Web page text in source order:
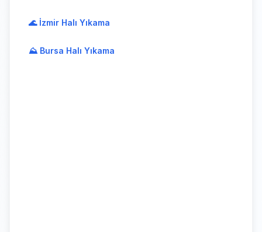
🌊 İzmir Halı Yıkama
⛰️ Bursa Halı Yıkama